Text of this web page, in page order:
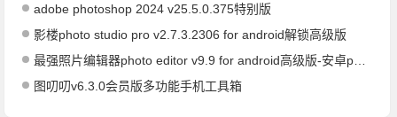
adobe photoshop 2024 v25.5.0.375特别版
影楼photo studio pro v2.7.3.2306 for android解锁高级版
最强照片编辑器photo editor v9.9 for android高级版-安卓p图神器
图叨叨v6.3.0会员版多功能手机工具箱